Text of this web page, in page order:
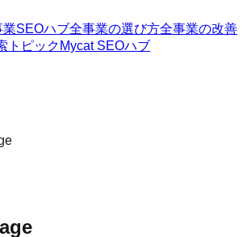
業SEOハブ全事業の選び方全事業の改善
トピック Mycat SEOハブ